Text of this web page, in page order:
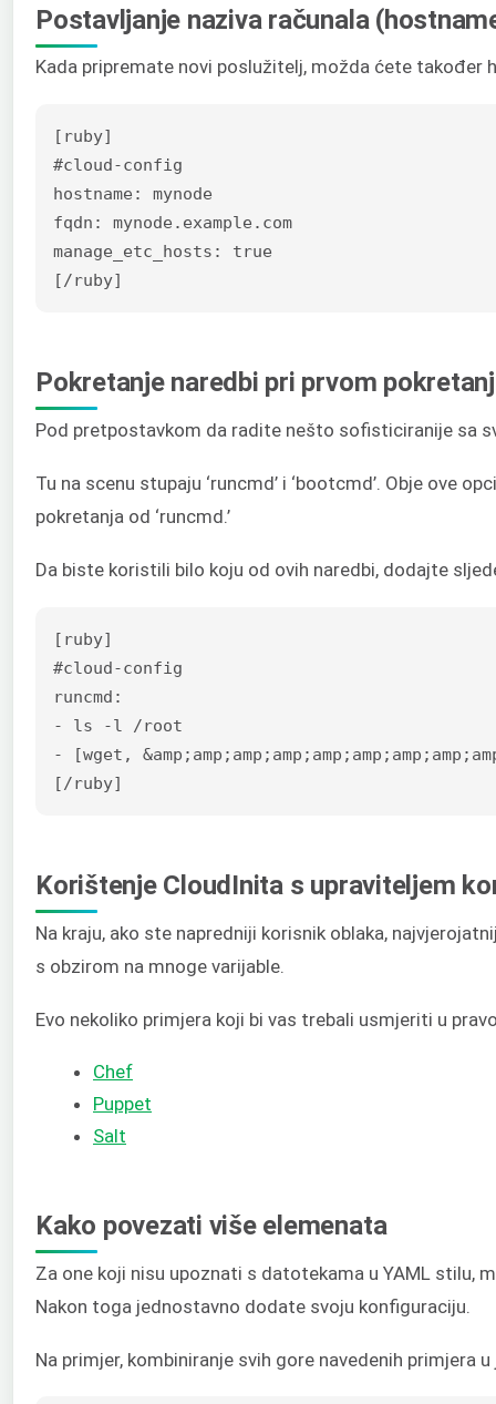
Postavljanje naziva računala
Kada pripremate novi poslužitelj, možda ćete
[ruby]
#cloud-config
hostname: mynode
fqdn: mynode.example.com
manage_etc_hosts: true
[/ruby]
Pokretanje naredbi pri prvom
Pod pretpostavkom da radite nešto sofisticiranije sa
Tu na scenu stupaju ‘runcmd’ i ‘bootcmd’. Obje ove
pokretanja od ‘runcmd.’
Da biste koristili bilo koju od ovih naredbi, dodajte
[ruby]
#cloud-config
runcmd:
- ls -l /root
- [wget,
[/ruby]
Korištenje CloudInita s upraviteljem
Na kraju, ako ste napredniji korisnik oblaka,
s obzirom na mnoge varijable.
Evo nekoliko primjera koji bi vas trebali usmjeriti u
Chef
Puppet
Salt
Kako povezati više elemenata
Za one koji nisu upoznati s datotekama u YAML stilu,
Nakon toga jednostavno dodate svoju konfiguraciju.
Na primjer, kombiniranje svih gore navedenih primjera